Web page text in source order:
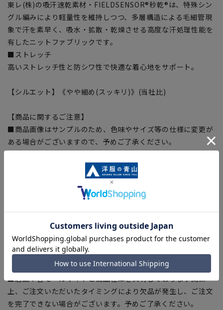
東レ(株)の吸汗速乾素材・FIELDSENSOR®秒乾®は、特殊シン
グル編みにより軽量性を維持しつつ、多層構造による毛細管現
象で汗を素早く、吸水・拡散・乾燥させる高度な汗処理性能を
有したニットファブリックです。
■ストレッチ
高いストレッチ性と防シワ性で快適な着心地をサポート。
【シルエット】《やや細め(スッキリ)》(当社比)
【商品に関するご注意】
■商品画像はサンプルのため、色味やサイズ等の仕様に変更が
ある場合がございますので、予めご了承ください。
■ゆとり感には個人差があります。サイズ表を確認の上、ご購
入の目安としてご利用ください。
■生地や仕様・デザインにより、着用感や実際のサイズ表に若
干の誤差が生じる場合がございます。予めご了承ください。
商品もございます。
■ブラウザやお使いのモニター環境、また撮影時の室内外の光
加減により、実際の商品と掲載画像の色味が異なる場合がござ
■店舗や各モールサイトと商品在庫を共有しております関係
上、ご注文いただいたタイミングにより欠品が発生し、ご注文
を完了できない場合がございます。予めご了承ください。